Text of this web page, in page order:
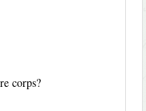
corps?